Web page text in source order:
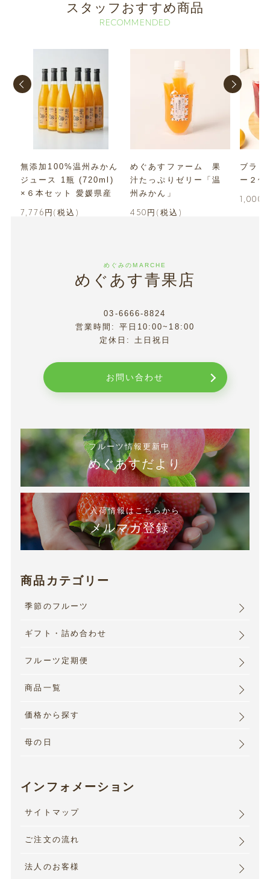
スタッフおすすめ商品
RECOMMENDED
無添加100%温州みかん
ジュース 1瓶 (720ml)
×６本セット 愛媛県産
7,776円(税込)
めぐあすファーム 果
汁たっぷりゼリー「温
州みかん」
450円(税込)
ブラッ
ー２個
1,000
めぐみのMARCHE
めぐあす青果店
03-6666-8824
営業時間: 平日10:00~18:00
定休日: 土日祝日
お問い合わせ
フルーツ情報更新中
めぐあすだより
入荷情報はこちらから
メルマガ登録
商品カテゴリー
季節のフルーツ
ギフト・詰め合わせ
フルーツ定期便
商品一覧
価格から探す
母の日
インフォメーション
サイトマップ
ご注文の流れ
法人のお客様